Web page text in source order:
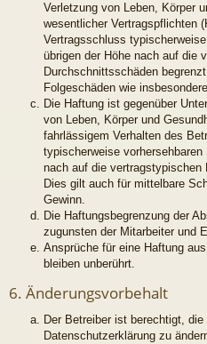
Verletzung von Leben, Körper
wesentlicher Vertragspflichten
Vertragsschluss
übrigen der Höhe nach auf die
Durchschnittsschäden
Folgeschäden wie
Die Haftung ist gegenüber
von Leben, Körper und
fahrlässigem Verhalten des
typischerweise
nach auf die vertragstypischen
Dies gilt auch für mittelbare
Gewinn.
Die Haftungsbegrenzung der
zugunsten der Mitarbeiter und
Ansprüche für eine Haftung
bleiben unberührt.
6. Änderungsvorbehalt
Der Betreiber ist berechtigt,
Datenschutzerklärung zu